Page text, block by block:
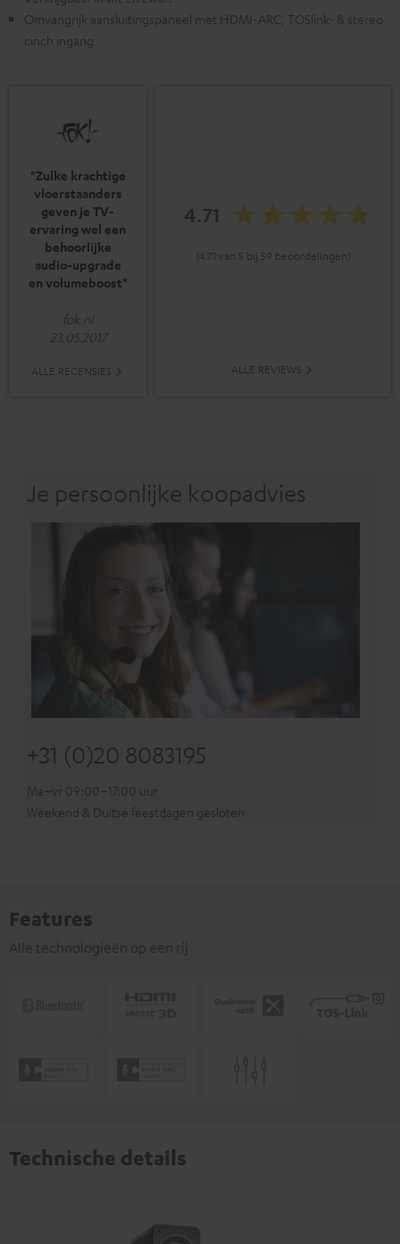
Omvangrijk aansluitingspaneel met HDMI-ARC, TOSlink- & stereo
cinch ingang
"Zulke krachtige
vloerstaanders
geven je TV-
ervaring wel een
behoorlijke
audio-upgrade
en volumeboost"
fok.nl
23.05.2017
ALLE RECENSIES
4.71
(4.71 van 5 bij 59 beoordelingen)
ALLE REVIEWS
Je persoonlijke koopadvies
+31 (0)20 8083195
Ma–vr 09:00–17:00 uur
Weekend & Duitse feestdagen gesloten
Features
Alle technologieën op een rij
Technische details